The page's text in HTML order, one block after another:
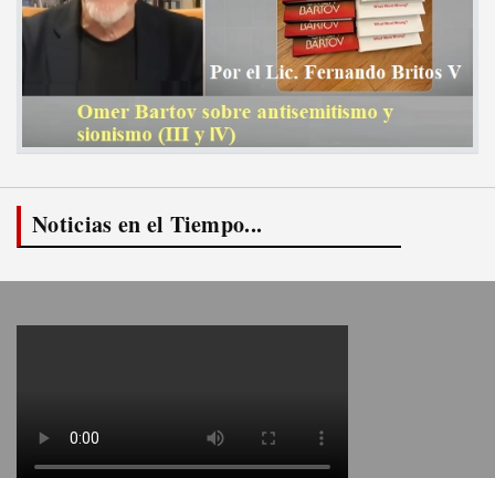
Noticias en el Tiempo...